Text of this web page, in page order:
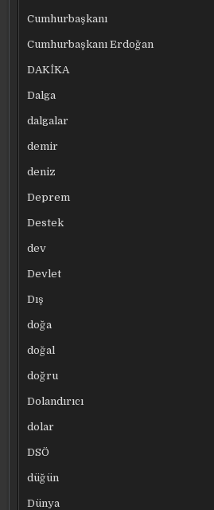
Cumhurbaşkanı
Cumhurbaşkanı Erdoğan
DAKİKA
Dalga
dalgalar
demir
deniz
Deprem
Destek
dev
Devlet
Dış
doğa
doğal
doğru
Dolandırıcı
dolar
DSÖ
düğün
Dünya